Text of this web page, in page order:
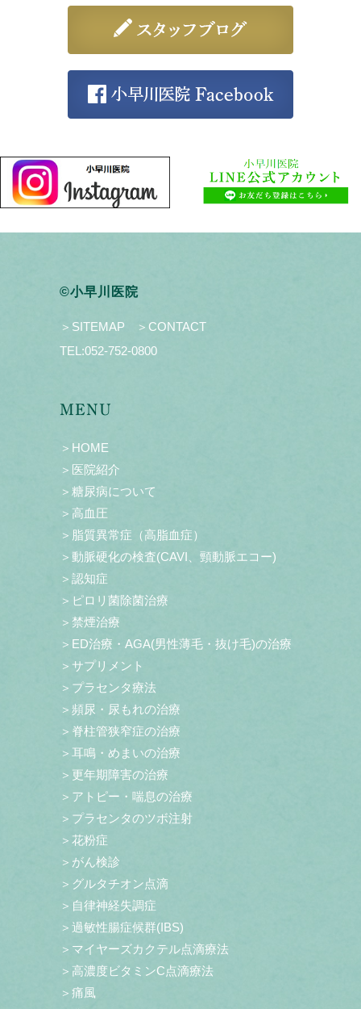
©小早川医院
＞SITEMAP
＞CONTACT
TEL:052-752-0800
MENU
＞HOME
＞医院紹介
＞糖尿病について
＞高血圧
＞脂質異常症（高脂血症）
＞動脈硬化の検査(CAVI、頸動脈エコー)
＞認知症
＞ピロリ菌除菌治療
＞禁煙治療
＞ED治療・AGA(男性薄毛・抜け毛)の治療
＞サプリメント
＞プラセンタ療法
＞頻尿・尿もれの治療
＞脊柱管狭窄症の治療
＞耳鳴・めまいの治療
＞更年期障害の治療
＞アトピー・喘息の治療
＞プラセンタのツボ注射
＞花粉症
＞がん検診
＞グルタチオン点滴
＞自律神経失調症
＞過敏性腸症候群(IBS)
＞マイヤーズカクテル点滴療法
＞高濃度ビタミンC点滴療法
＞痛風